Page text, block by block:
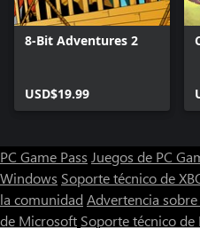
8-Bit Adventures 2
USD$19.99
PC Game Pass Juegos de PC
Windows Soporte técnico de
la comunidad Advertencia
de Microsoft Soporte técnico